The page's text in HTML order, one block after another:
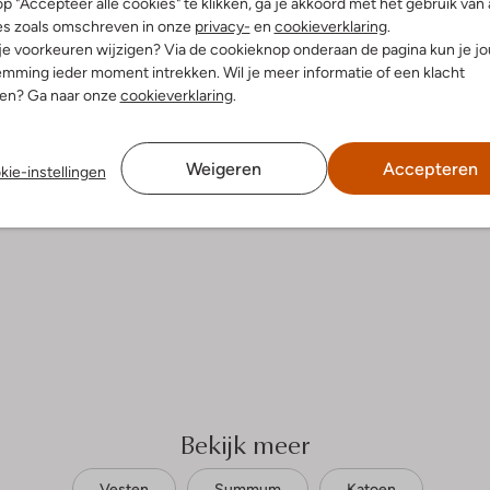
zoals omschreven in onze privacy- en cookieverklaring.
voorkeuren wijzigen? Via de cookieknop onderaan de pagina kun je
ieder moment intrekken. Wil je meer informatie of een klacht
Ga naar onzecookieverklaring.
instellingen Weigeren Accepteren
Bekijk meer